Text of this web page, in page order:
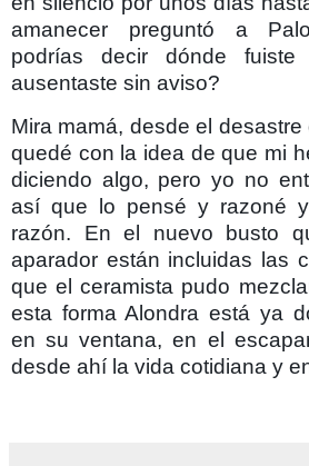
amanecer preguntó a
podrías decir dónde
ausentaste sin aviso?
Mira mamá, desde el
quedé con la idea de que mi
diciendo algo, pero yo no
así que lo pensé y razoné
razón. En el nuevo busto
aparador están incluidas las
que el ceramista pudo
esta forma Alondra está ya
en su ventana, en el
desde ahí la vida cotidiana y